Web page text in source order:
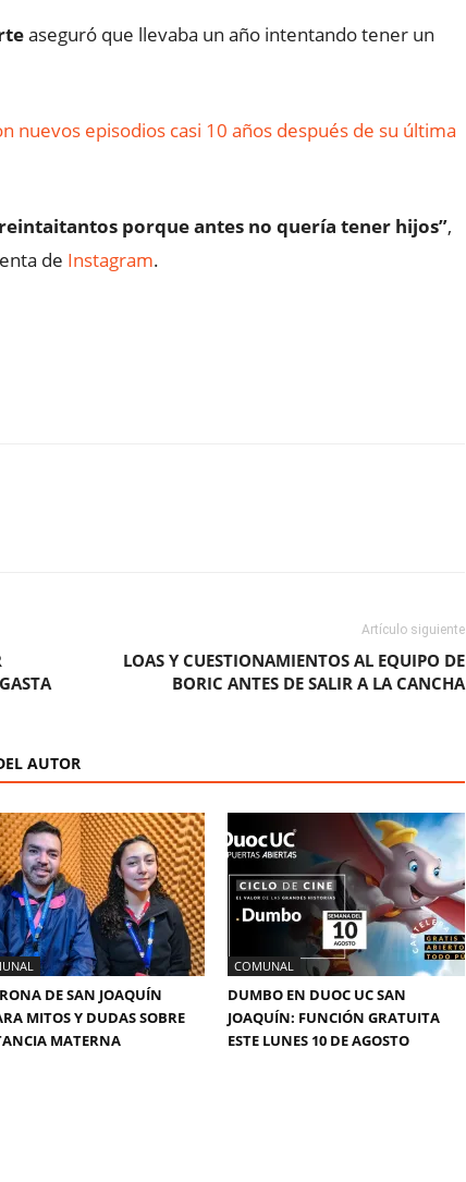
aseguró que llevaba un año intentando tener un
nuevos episodios casi 10 años después de su última
porque antes no quería tener hijos”,
de Instagram.
Artículo siguiente
LOAS Y CUESTIONAMIENTOS AL EQUIPO DE
BORIC ANTES DE SALIR A LA CANCHA
AUTOR
DE SAN JOAQUÍN
MITOS Y DUDAS SOBRE
MATERNA
COMUNAL
DUMBO EN DUOC UC SAN
JOAQUÍN: FUNCIÓN GRATUITA
ESTE LUNES 10 DE AGOSTO